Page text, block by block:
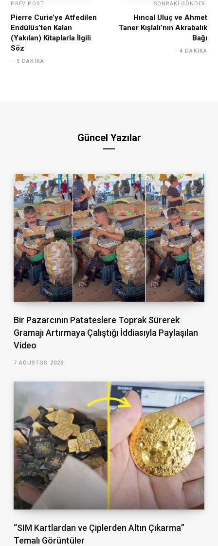
PREV POST
Pierre Curie’ye Atfedilen
Endülüs’ten Kalan
(Yakılan) Kitaplarla İlgili
Söz
5 DAKIKA
SONRAKI GÖNDERI
Hıncal Uluç ve Ahmet
Taner Kışlalı’nın Akrabalık
Bağı
4 DAKIKA
Güncel Yazılar
Bir Pazarcının Patateslere Toprak Sürerek
Gramajı Artırmaya Çalıştığı İddiasıyla Paylaşılan
Video
7 AĞUSTOS 2026
“SIM Kartlardan ve Çiplerden Altın Çıkarma”
Temalı Görüntüler